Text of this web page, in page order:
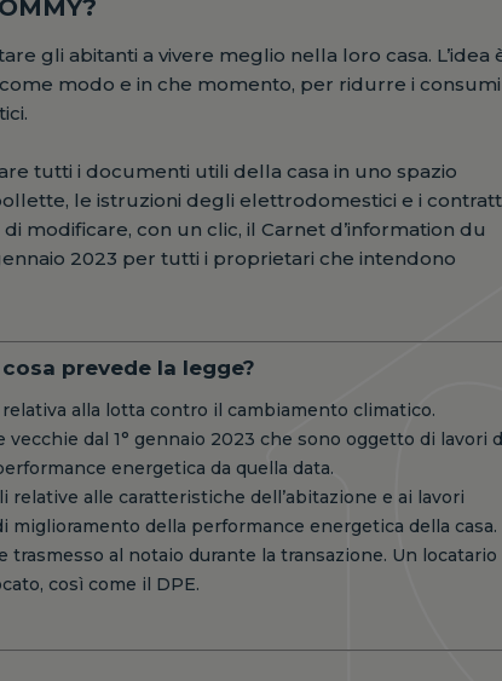
gli abitanti a vivere meglio nella loro casa. L’idea
modo e in che momento, per ridurre i consumi
tutti i documenti utili della casa in uno spazio
le istruzioni degli elettrodomestici e i
modificare, con un clic, il Carnet d’information du
2023 per tutti i proprietari che intendono
prevede la legge?
alla lotta contro il cambiamento climatico.
dal 1° gennaio 2023 che sono oggetto di lavori
energetica da quella data.
alle caratteristiche dell’abitazione e ai lavori
della performance energetica della casa.
trasmesso al notaio durante la transazione. Un locatario
così come il DPE.